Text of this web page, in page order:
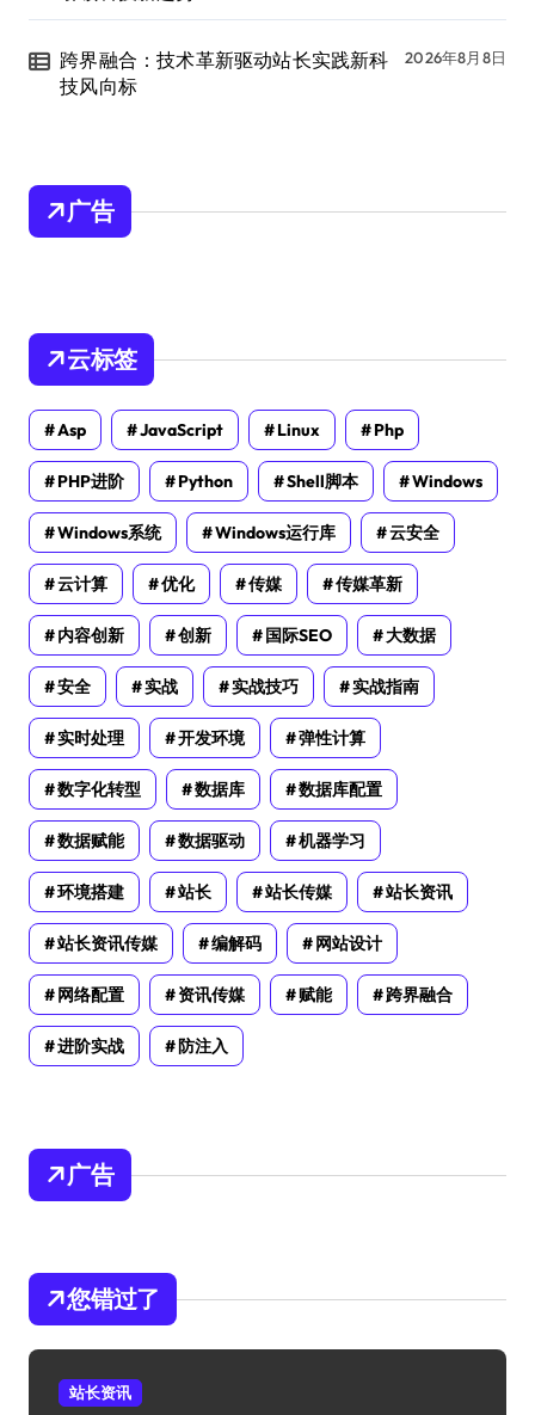
跨界融合：技术革新驱动站长实践新科
技风向标
2026年8月8日
广告
云标签
Asp JavaScript Linux Php
PHP进阶 Python Shell脚本 Windows
Windows系统 Windows运行库 云安全
云计算 优化 传媒 传媒革新
内容创新 创新 国际SEO 大数据
安全 实战 实战技巧 实战指南
实时处理 开发环境 弹性计算
数字化转型 数据库 数据库配置
数据赋能 数据驱动 机器学习
环境搭建 站长 站长传媒 站长资讯
站长资讯传媒 编解码 网站设计
网络配置 资讯传媒 赋能 跨界融合
进阶实战 防注入
广告
您错过了
站长资讯